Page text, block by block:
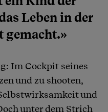
Leben in der
gemacht.»
Im Cockpit seines
und zu shooten,
und
unter dem Strich